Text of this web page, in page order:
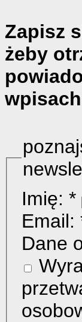
Zapisz
żeby
wpisach
Imię: *
Email:
Dane